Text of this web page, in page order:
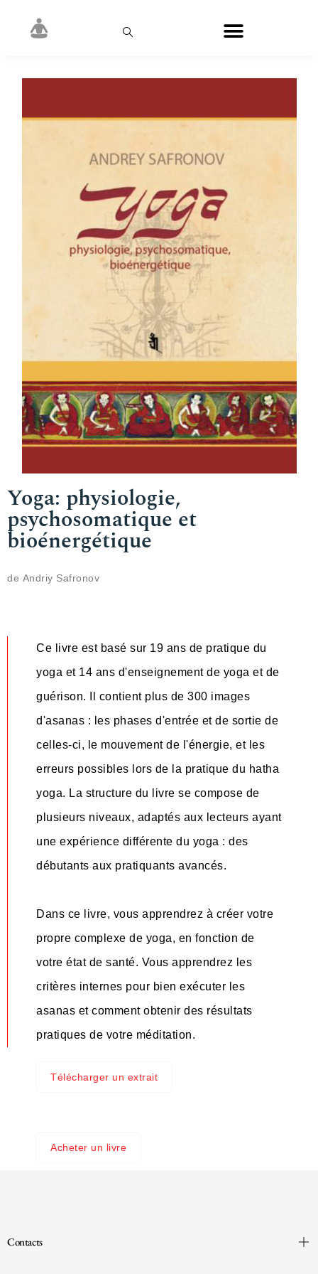
Yoga: physiologie,
psychosomatique et
bioénergétique
de Аndriy Safronov
Ce livre est basé sur 19 ans de pratique du
yoga et 14 ans d'enseignement de yoga et de
guérison. Il contient plus de 300 images
d'asanas : les phases d'entrée et de sortie de
celles-ci, le mouvement de l'énergie, et les
erreurs possibles lors de la pratique du hatha
yoga. La structure du livre se compose de
plusieurs niveaux, adaptés aux lecteurs ayant
une expérience différente du yoga : des
débutants aux pratiquants avancés.
Dans ce livre, vous apprendrez à créer votre
propre complexe de yoga, en fonction de
votre état de santé. Vous apprendrez les
critères internes pour bien exécuter les
asanas et comment obtenir des résultats
pratiques de votre méditation.
Télécharger un extrait
Acheter un livre
Contacts